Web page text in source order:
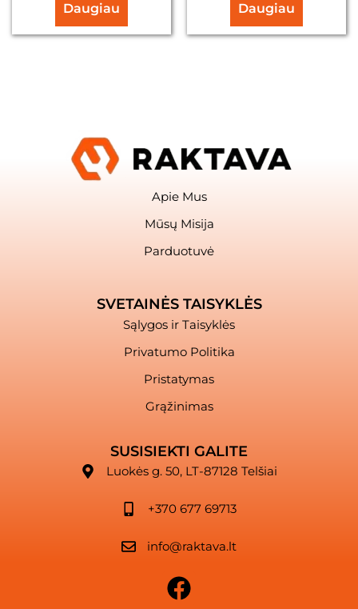
Daugiau Daugiau
Apie Mus
Mūsų Misija
Parduotuvė
SVETAINĖS TAISYKLĖS
Sąlygos ir Taisyklės
Privatumo Politika
Pristatymas
Grąžinimas
SUSISIEKTI GALITE
Luokės g. 50, LT-87128 Telšiai
+370 677 69713
info@raktava.lt